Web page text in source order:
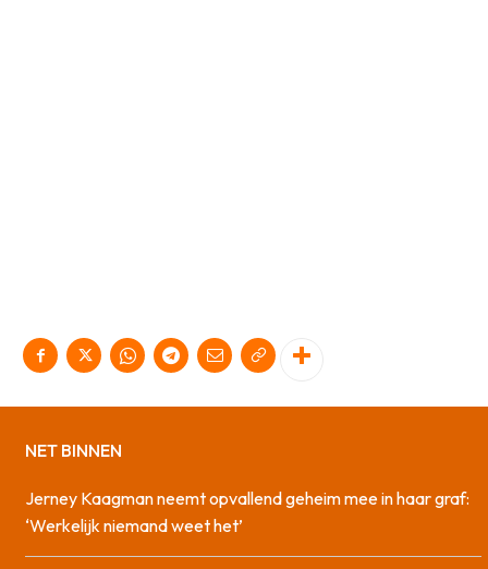
NET BINNEN
Jerney Kaagman neemt opvallend geheim mee in haar graf:
‘Werkelijk niemand weet het’